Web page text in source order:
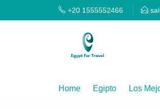
+20 1555552466
Home Egipto Los